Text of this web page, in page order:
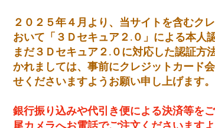
２０２５年４月より、当サイトを含むク
おいて「３Ｄセキュア２.０」による本人
まだ３Ｄセキュア２.０に対応した認証方
かれましては、事前にクレジットカード
せくださいますようお願い申し上げます。
銀行振り込みや代引き便による決済等を